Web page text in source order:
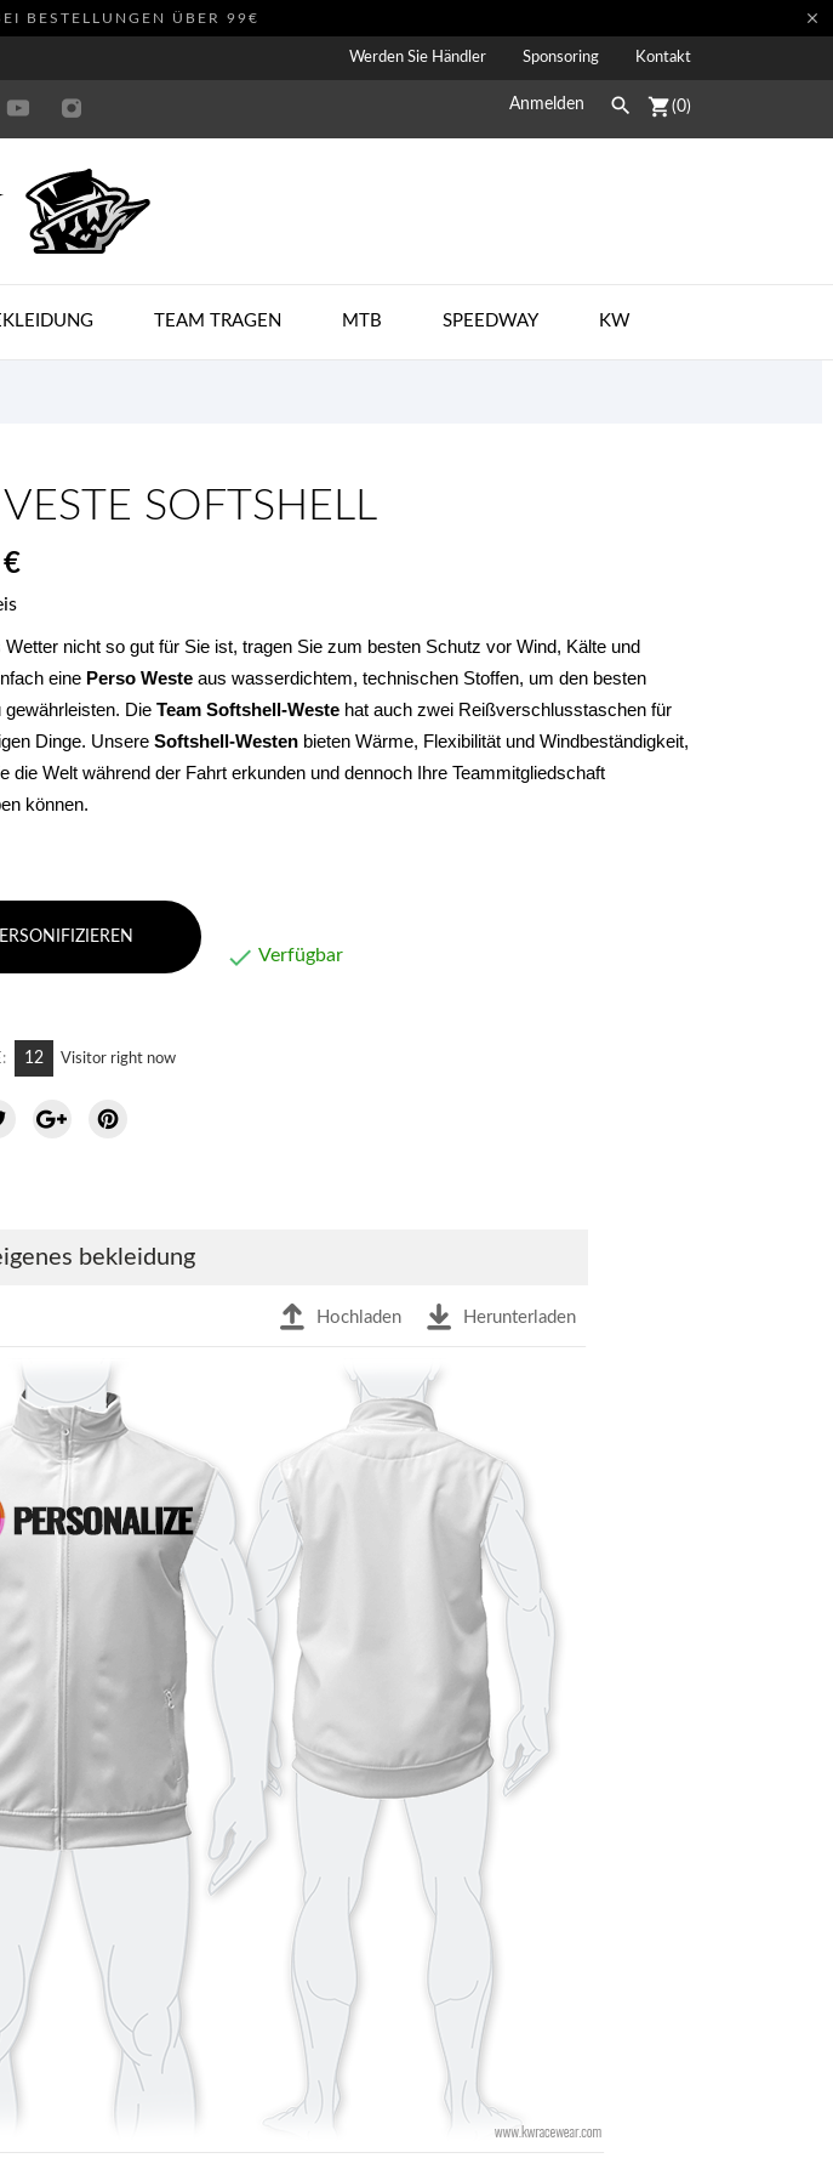
BESTELLUNGEN ÜBER 99€ 
Werden Sie Händler Sponsoring Kontakt
Anmelden  shopping_cart(0)
TEAM TRAGEN MTB SPEEDWAY KW
SOFTSHELL
Wetter nicht so gut für Sie ist, tragen Sie zum besten Schutz vor Wind, Kälte und
eine Perso Weste aus wasserdichtem, technischen Stoffen, um den besten
gewährleisten. Die Team Softshell-Weste hat auch zwei Reißverschlusstaschen für
Dinge. Unsere Softshell-Westen bieten Wärme, Flexibilität und Windbeständigkeit,
die Welt während der Fahrt erkunden und dennoch Ihre Teammitgliedschaft
können.
 Verfügbar
6 Visitor right now
bekleidung
Hochladen Herunterladen